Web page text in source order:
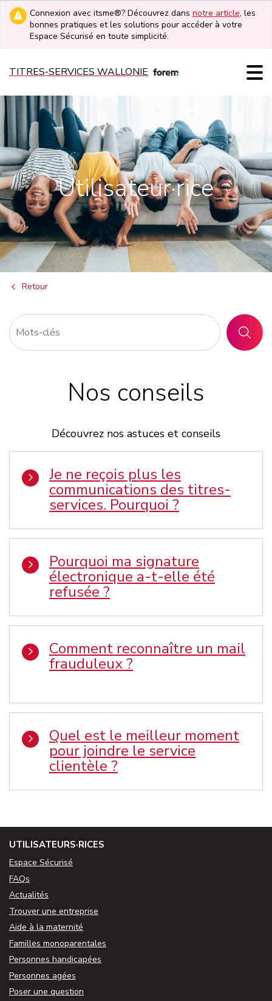
Connexion avec itsme®? Découvrez dans notre article, les
bonnes pratiques et les solutions pour accéder à votre
Espace Sécurisé en toute simplicité.
TITRES-SERVICES WALLONIE
Utilisateur·rice
Retour
Nos conseils
Découvrez nos astuces et conseils
Je ne reçois plus les
communications des titres-
services. Pourquoi ?
Pourquoi ma signature
électronique a-t-elle été
refusée ?
Comment reconnaître un mail
frauduleux ?
Quel est le meilleur moment
pour joindre le service
clientèle ?
UTILISATEURS·RICES
Espace Sécurisé
FAQs
Actualités
Trouver une entreprise
Aide à la maternité
Familles monoparentales
Personnes handicapées
Personnes agées
Poser une question